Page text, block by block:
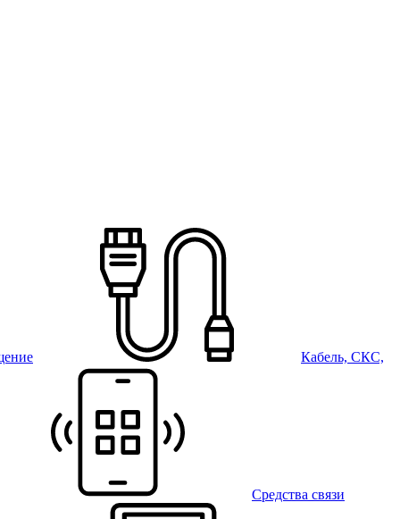
Кабель, СКС,
Средства связи